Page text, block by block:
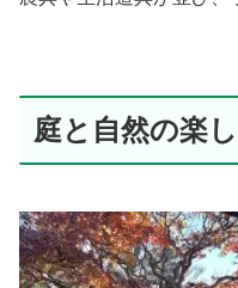
庭と自然の楽